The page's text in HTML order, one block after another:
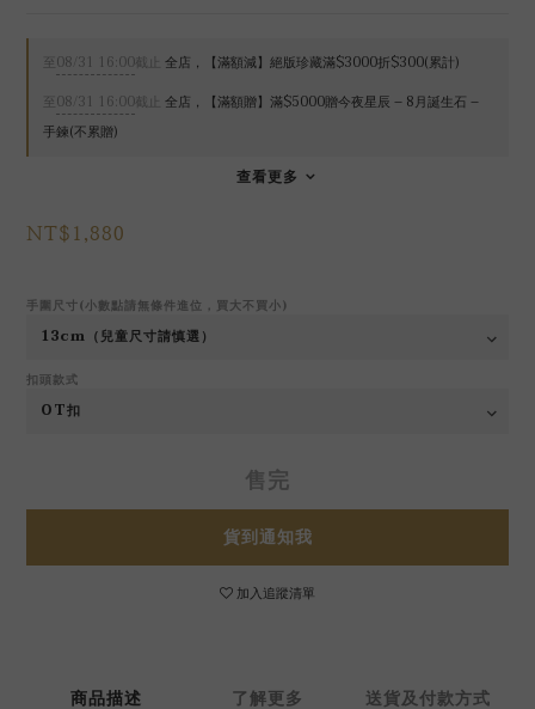
至08/31 16:00截止
全店，【滿額減】絕版珍藏滿$3000折$300(累計)
至08/31 16:00截止
全店，【滿額贈】滿$5000贈今夜星辰 – 8月誕生石 –
手鍊(不累贈)
查看更多
NT$1,880
手圍尺寸(小數點請無條件進位，買大不買小)
扣頭款式
售完
貨到通知我
加入追蹤清單
商品描述 了解更多 送貨及付款方式